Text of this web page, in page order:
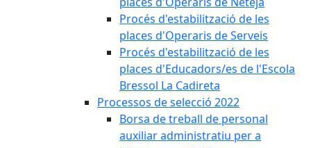
Procés d'estabilització de les
places d'Operaris de Serveis
Procés d'estabilització de les
places d'Educadors/es de l'Escola
Bressol La Cadireta
Processos de selecció 2022
Borsa de treball de personal
auxiliar administratiu per a